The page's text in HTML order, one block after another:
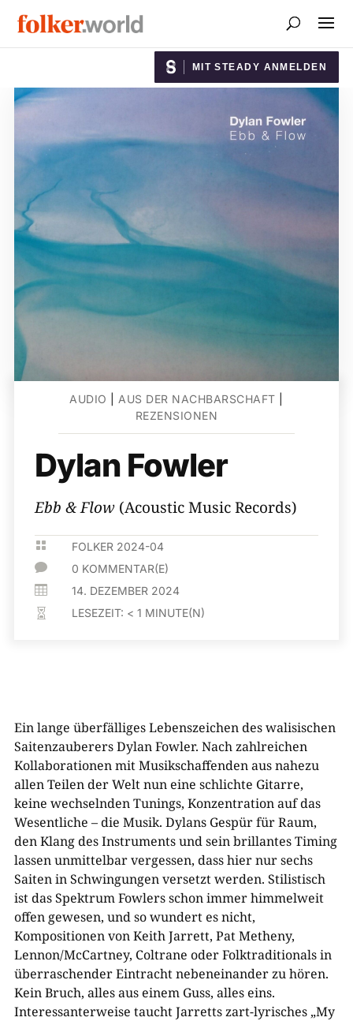
MIT STEADY ANMELDEN
AUDIO AUS DER NACHBARSCHAFT
REZENSIONEN
Dylan Fowler
Ebb & Flow (Acoustic Music Records)
 FOLKER 2024-04
 0 KOMMENTAR(E)
 14. DEZEMBER 2024
 LESEZEIT: < 1 MINUTE(N)
Ein lange überfälliges Lebenszeichen des walisischen
Saitenzauberers Dylan Fowler. Nach zahlreichen
Kollaborationen mit Musikschaffenden aus nahezu
allen Teilen der Welt nun eine schlichte Gitarre,
keine wechselnden Tunings, Konzentration auf das
Wesentliche – die Musik. Dylans Gespür für Raum,
den Klang des Instruments und sein brillantes Timing
lassen unmittelbar vergessen, dass hier nur sechs
Saiten in Schwingungen versetzt werden. Stilistisch
ist das Spektrum Fowlers schon immer himmelweit
offen gewesen, und so wundert es nicht,
Kompositionen von Keith Jarrett, Pat Metheny,
Lennon/McCartney, Coltrane oder Folktraditionals in
überraschender Eintracht nebeneinander zu hören.
Kein Bruch, alles aus einem Guss, alles eins.
Interessanterweise taucht Jarretts zart-lyrisches „My